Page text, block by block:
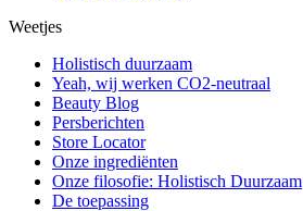
Weetjes
Holistisch duurzaam
Yeah, wij werken CO2-neutraal
Beauty Blog
Persberichten
Store Locator
Onze ingrediënten
Onze filosofie: Holistisch Duurzaam
De toepassing